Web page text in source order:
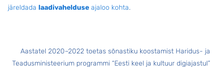
järeldada laadivahelduse ajaloo kohta.
Aastatel 2020–2022 toetas sõnastiku koostamist Haridus- ja
Teadusministeerium programmi “Eesti keel ja kultuur digiajastul”